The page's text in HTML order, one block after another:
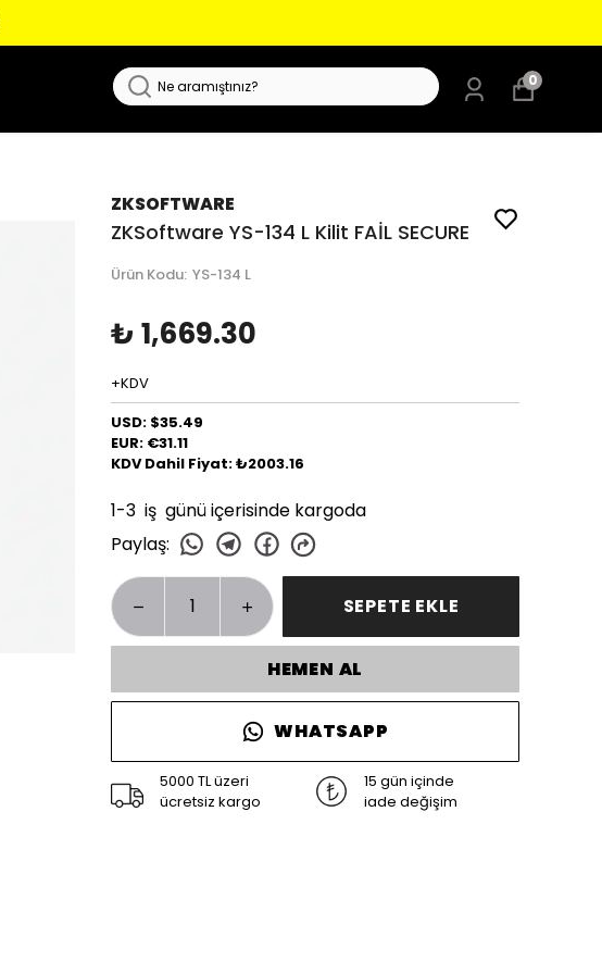
0
ZKSOFTWARE
ZKSoftware YS-134 L Kilit FAİL SECURE
Ürün Kodu: YS-134 L
₺ 1,669.30
+KDV
USD: $35.49
EUR: €31.11
KDV Dahil Fiyat: ₺2003.16
1-3 iş günü içerisinde kargoda
Paylaş:
SEPETE EKLE
HEMEN AL
WHATSAPP
5000 TL üzeri
ücretsiz kargo
15 gün içinde
iade değişim